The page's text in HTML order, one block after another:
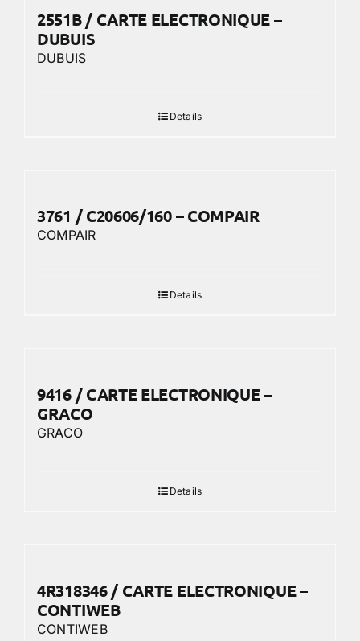
2551B / CARTE ELECTRONIQUE –
DUBUIS
DUBUIS
Details
3761 / C20606/160 – COMPAIR
COMPAIR
Details
9416 / CARTE ELECTRONIQUE –
GRACO
GRACO
Details
4R318346 / CARTE ELECTRONIQUE –
CONTIWEB
CONTIWEB